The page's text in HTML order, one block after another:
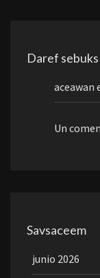
Daref sebuks
aceawan
Un
Savsaceem
junio 2026